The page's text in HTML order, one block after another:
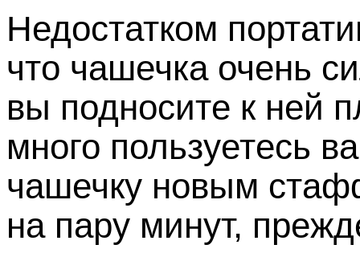
Недостатком
что чашечка очень
вы подносите к ней
много пользуетесь
чашечку новым
на пару минут,